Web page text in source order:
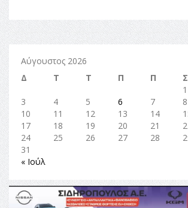
Αύγουστος 2026
Δ
Τ Τ Π Π Σ
1
3
4 5 6 7 8
10
11 12 13 14
17
18 19 20 21
24
25 26 27 28
31
« Ιούλ